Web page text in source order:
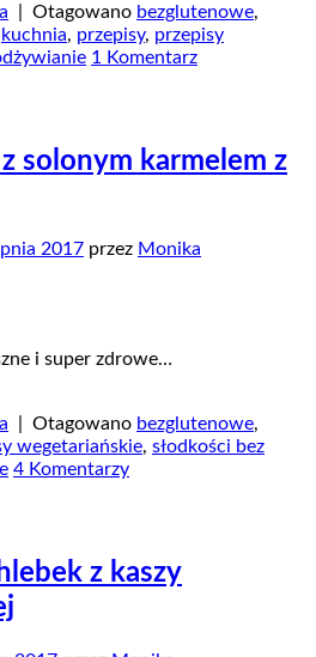
Otagowano bezglutenowe,
kuchnia, przepisy, przepisy
1 Komentarz
solonym karmelem z
2017 przez Monika
i super zdrowe…
Otagowano bezglutenowe,
wegetariańskie, słodkości bez
4 Komentarzy
z kaszy